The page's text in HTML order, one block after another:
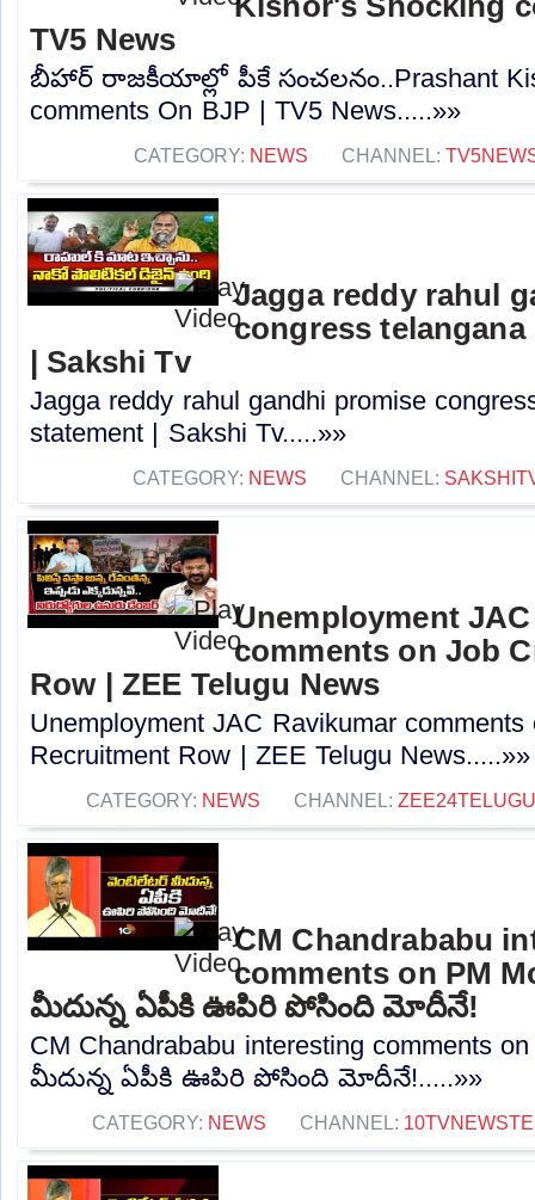
TV5 News
బీహార్ రాజకీయాల్లో పీకే సంచలనం..Prashant
comments On BJP | TV5 News.....»»
CATEGORY: NEWS CHANNEL:
Jagga reddy rahul
congress
| Sakshi Tv
Jagga reddy rahul gandhi promise
statement | Sakshi Tv.....»»
CATEGORY: NEWS CHANNEL:
Unemployment
comments on Job
Row | ZEE Telugu News
Unemployment JAC Ravikumar
Recruitment Row | ZEE Telugu News.....»»
CATEGORY: NEWS CHANNEL:
CM Chandrababu
comments on PM
మీదున్న ఏపీకి ఊపిరి పోసింది మోదీనే!
CM Chandrababu interesting comments
మీదున్న ఏపీకి ఊపిరి పోసింది మోదీనే!.....»»
CATEGORY: NEWS CHANNEL: